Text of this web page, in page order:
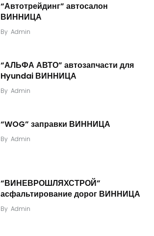
“Автотрейдинг” автосалон
ВИННИЦА
By Admin
“АЛЬФА АВТО” автозапчасти для
Hyundai ВИННИЦА
By Admin
“WOG” заправки ВИННИЦА
By Admin
“ВИНЕВРОШЛЯХСТРОЙ”
асфальтирование дорог ВИННИЦА
By Admin